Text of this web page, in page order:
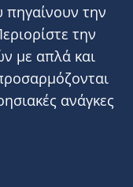
πηγαίνουν την
την
με απλά και
ανάγκες